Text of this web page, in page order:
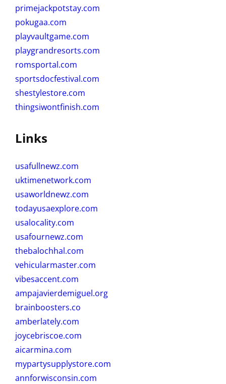
primejackpotstay.com
pokugaa.com
playvaultgame.com
playgrandresorts.com
romsportal.com
sportsdocfestival.com
shestylestore.com
thingsiwontfinish.com
Links
usafullnewz.com
uktimenetwork.com
usaworldnewz.com
todayusaexplore.com
usalocality.com
usafournewz.com
thebalochhal.com
vehicularmaster.com
vibesaccent.com
ampajavierdemiguel.org
brainboosters.co
amberlately.com
joycebriscoe.com
aicarmina.com
mypartysupplystore.com
annforwisconsin.com